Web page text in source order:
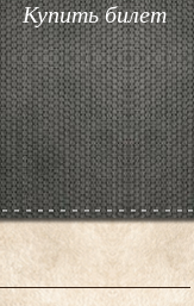
Купить билет